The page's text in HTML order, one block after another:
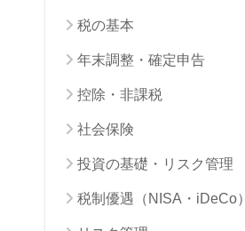
税の基本
年末調整・確定申告
控除・非課税
社会保険
投資の基礎・リスク管理
税制優遇（NISA・iDeCo）